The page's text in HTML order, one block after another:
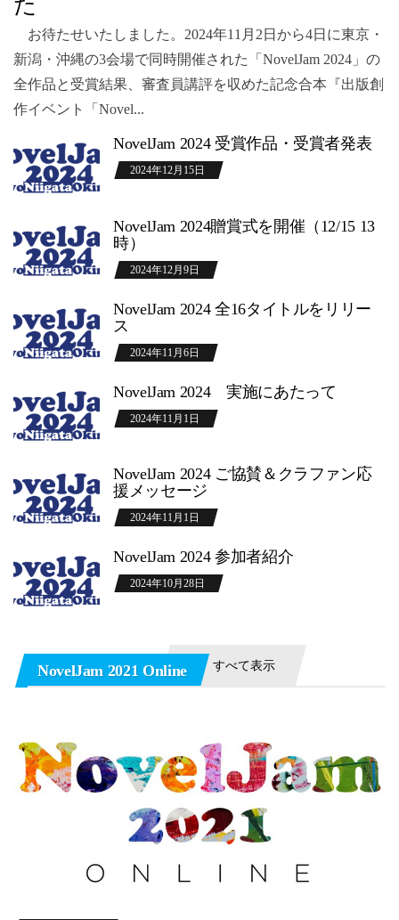
お待たせいたしました。2024年11月2日から4日に東京・
新潟・沖縄の3会場で同時開催された「NovelJam 2024」の
全作品と受賞結果、審査員講評を収めた記念合本『出版創
作イベント「Novel...
NovelJam 2024 受賞作品・受賞者発表
2024年12月15日
NovelJam 2024贈賞式を開催（12/15 13
時）
2024年12月9日
NovelJam 2024 全16タイトルをリリー
ス
2024年11月6日
NovelJam 2024 実施にあたって
2024年11月1日
NovelJam 2024 ご協賛＆クラファン応
援メッセージ
2024年11月1日
NovelJam 2024 参加者紹介
2024年10月28日
NovelJam 2021 Online すべて表示